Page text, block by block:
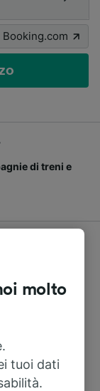
Booking.com
di treni e
da Lipsia a
avviare
e i costi del
puoi
molto
tuoi dati